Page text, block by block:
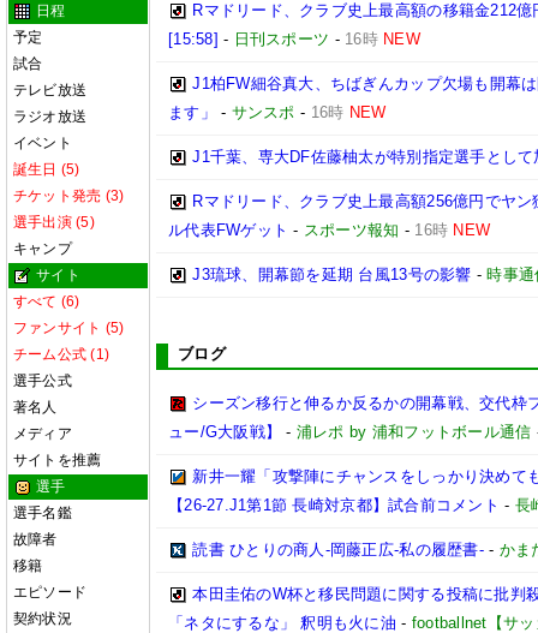
日程
予定
試合
テレビ放送
ラジオ放送
イベント
誕生日 (5)
チケット発売 (3)
選手出演 (5)
キャンプ
サイト
すべて (6)
ファンサイト (5)
チーム公式 (1)
選手公式
著名人
メディア
サイトを推薦
選手
選手名鑑
故障者
移籍
エピソード
契約状況
Rマドリード、クラブ史上最高額の移籍金212
[15:58] - 日刊スポーツ - 16時 NEW
J1柏FW細谷真大、ちばぎんカップ欠場も開幕
ます」
- サンスポ - 16時 NEW
J1千葉、専大DF佐藤柚太が特別指定選手として
Rマドリード、クラブ史上最高額256億円でヤ
ル代表FWゲット - スポーツ報知 - 16時 NEW
J3琉球、開幕節を延期 台風13号の影響 -時事通
ブログ
シーズン移行と伸るか反るかの開幕戦、交代枠
ュー/G大阪戦】
- 浦レポ by 浦和フットボール通信
新井一耀「攻撃陣にチャンスをしっかり決めて
【26-27.J1第1節 長崎対京都】試合前コメント - 長
読書 ひとりの商人-岡藤正広-私の履歴書-- かま
本田圭佑のW杯と移民問題に関する投稿に批判
「ネタにするな」 釈明も火に油 - footballnet【サ